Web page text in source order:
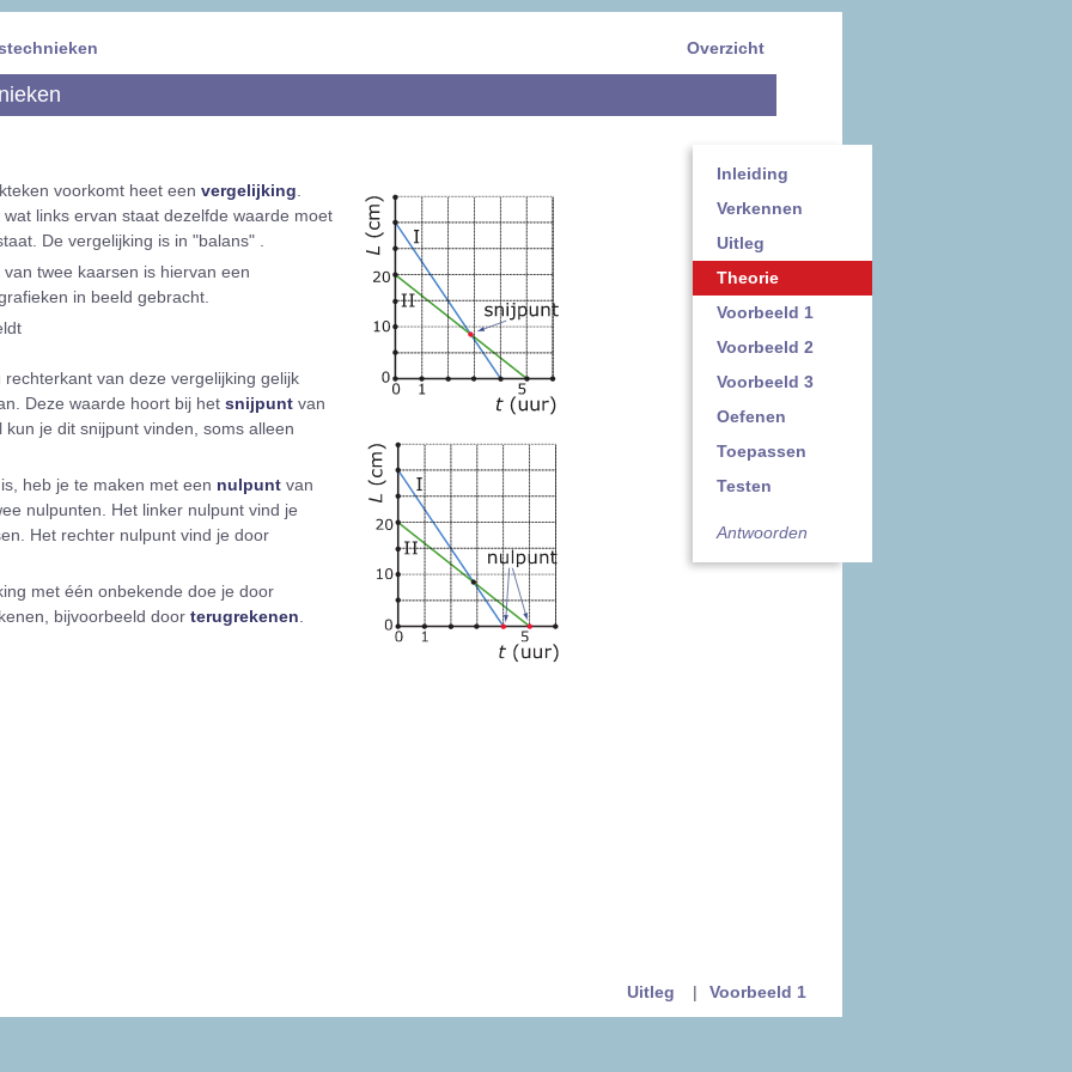
Overzicht
voorkomt heet een vergelijking
links ervan staat dezelfde waarde moet
De vergelijking is in "balans" .
twee kaarsen is hiervan een
in beeld gebracht.
rechterkant van deze vergelijking gelijk
Deze waarde hoort bij het snijpunt van
je dit snijpunt vinden, soms alleen
is, heb je te maken met een nulpunt van
nulpunten. Het linker nulpunt vind je
Het rechter nulpunt vind je door
met één onbekende doe je door
bijvoorbeeld door terugrekenen
Inleiding
Verkennen
Uitleg
Theorie
Voorbeeld 1
Voorbeeld 2
Voorbeeld 3
Oefenen
Toepassen
Testen
Antwoorden
Voorbeeld 1
|
Uitleg